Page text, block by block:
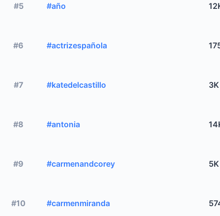
#5 #año
#6 #actrizespañola
#7 #katedelcastillo 3K
#8 #antonia
#9 #carmenandcorey 5K
#10 #carmenmiranda